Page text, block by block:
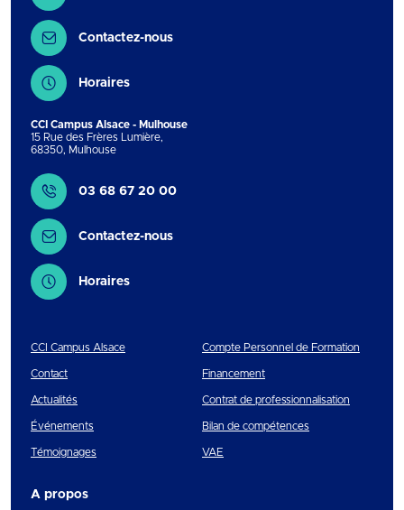
Contactez-nous
Horaires
CCI Campus Alsace - Mulhouse
15 Rue des Frères Lumière,
68350, Mulhouse
Contact
03 68 67 20 00
Contactez-nous
Horaires
CCI Campus Alsace
Contact
Actualités
Événements
Témoignages
Compte Personnel de Formation
Financement
Contrat de professionnalisation
Bilan de compétences
VAE
A propos